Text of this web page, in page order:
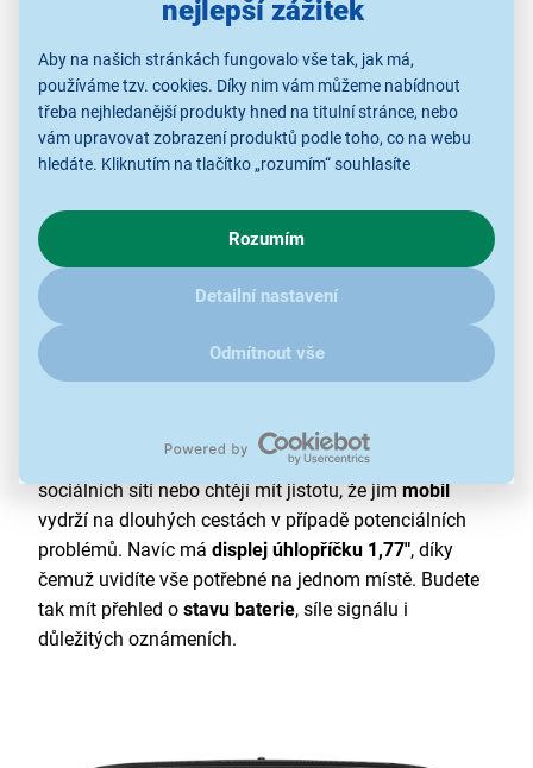
nejlepší zážitek
Aby na našich stránkách fungovalo vše tak, jak má,
používáme tzv. cookies. Díky nim vám můžeme nabídnout
třeba nejhledanější produkty hned na titulní stránce, nebo
vám upravovat zobrazení produktů podle toho, co na webu
hledáte. Kliknutím na tlačítko „rozumím“ souhlasíte
chování na webu pro zobrazení cílených reklam. Pokud vás
zajímají detaily, jak u nás s cookies a dalšími údaji pracujeme,
kliknětesem.
Rozumím
Detailní nastavení
Odmítnout vše
Dlouhá výdrž baterie
Potřebujete spolehlivý mobilní telefon
výdrží baterie
vás je skvělou volbou mobilní telefon
který zvládne v režimu stand by fungovat až 22 dní.
12 hodin, a to na jedno nabití. To je skvělá vlastnost
pro uživatele, kteří natelefonunetráví čas projížděním
sociálních sítí nebo chtějí mít jistotu, že jimmobil
vydrží na dlouhých cestách v případě potenciálních
problémů. Navíc má displej úhlopříčku 1,77", díky
čemuž uvidíte vše potřebné na jednom místě. Budete
tak mít přehled o stavu baterie, síle signálu i
důležitých oznámeních.